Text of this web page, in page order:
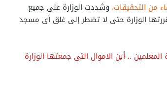
من التحقيقات، وشددت الوزارة على جميع
قررتها الوزارة حتى لا تضطر إلى غلق أى مسجد
.. أين الاموال التى جمعتها الوزارة